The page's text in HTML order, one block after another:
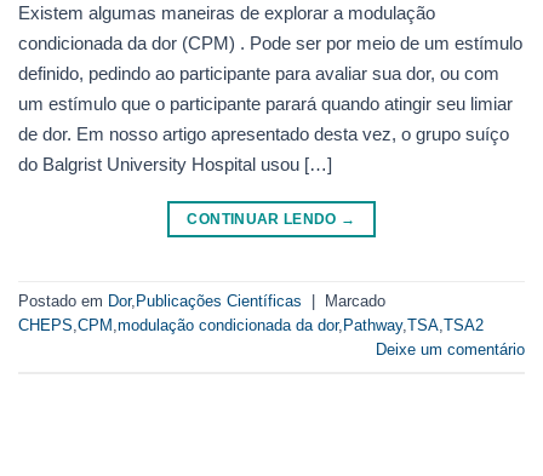
Existem algumas maneiras de explorar a modulação
condicionada da dor (CPM) . Pode ser por meio de um estímulo
definido, pedindo ao participante para avaliar sua dor, ou com
um estímulo que o participante parará quando atingir seu limiar
de dor. Em nosso artigo apresentado desta vez, o grupo suíço
do Balgrist University Hospital usou […]
CONTINUAR LENDO →
Postado em Dor, Publicações Científicas
Marcado
CHEPS,CPM ,modulação condicionada da dor, Pathway,TSA,TSA2
Deixe um comentário